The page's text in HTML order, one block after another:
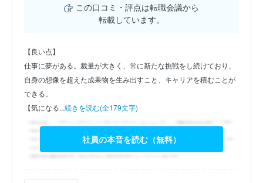
この口コミ・評点は転職会議から
転載しています。
【良い点】
仕事に夢がある。裁量が大きく、常に新たな挑戦をし続けており、
自身の想像を超えた成果物を生み出すこと、キャリアを積むことが
できる。
【気になる...続きを読む(全179文字)
社員の本音を読む（無料）